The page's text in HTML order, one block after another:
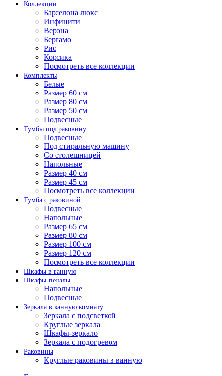
Коллекции
Барселона люкс
Инфинити
Верона
Бергамо
Рио
Корсика
Посмотреть все коллекции
Комплекты
Белые
Размер 60 см
Размер 80 см
Размер 50 см
Подвесные
Тумбы под раковину
Подвесные
Под стиральную машину
Со столешницей
Напольные
Размер 40 см
Размер 45 см
Посмотреть все коллекции
Тумба с раковиной
Подвесные
Напольные
Размер 65 см
Размер 80 см
Размер 100 см
Размер 120 см
Посмотреть все коллекции
Шкафы в ванную
Шкафы-пеналы
Напольные
Подвесные
Зеркала в ванную комнату
Зеркала с подсветкой
Круглые зеркала
Шкафы-зеркало
Зеркала с подогревом
Раковины
Круглые раковины в ванную